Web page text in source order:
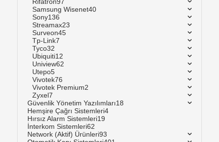
Samsung Wisenet40
Sony136
Streamax23
Surveon45
Tp-Link7
Tyco32
Ubiquiti12
Uniview62
Utepo5
Vivotek76
Vivotek Premium2
Zyxel7
Güvenlik Yönetim Yazılımları18
Hemşire Çağrı Sistemleri4
Hırsız Alarm Sistemleri19
İnterkom Sistemleri62
Network (Aktif) Ürünleri93